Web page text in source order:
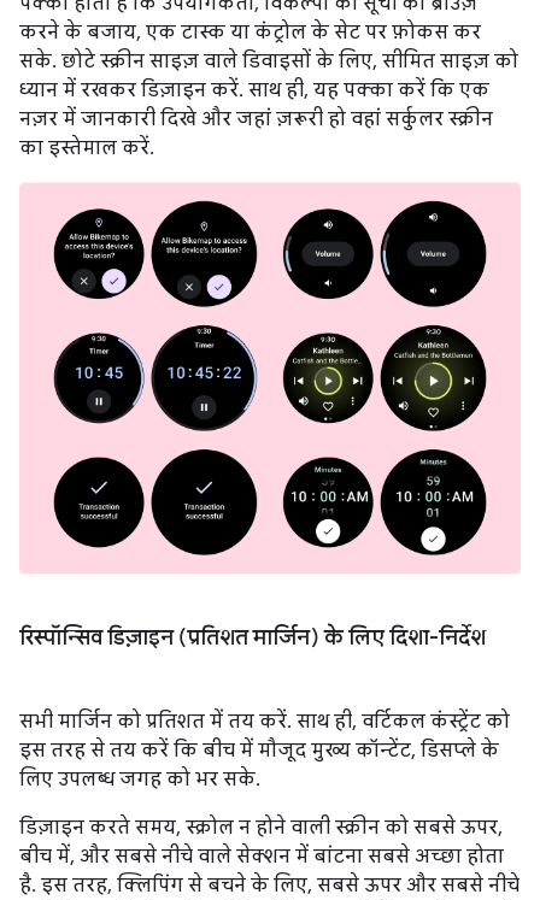
करने के बजाय, एक टास्क या कंट्रोल के सेट पर फ़ोकस कर
सके. छोटे स्क्रीन साइज़ वाले डिवाइसों के लिए, सीमित साइज़ को
ध्यान में रखकर डिज़ाइन करें. साथ ही, यह पक्का करें कि एक
नज़र में जानकारी दिखे और जहां ज़रूरी हो वहां सर्कुलर स्क्रीन
का इस्तेमाल करें.
रिस्पॉन्सिव डिज़ाइन (प्रतिशत मार्जिन) के लिए दिशा-निर्देश
सभी मार्जिन को प्रतिशत में तय करें. साथ ही, वर्टिकल कंस्ट्रेंट को
इस तरह से तय करें कि बीच में मौजूद मुख्य कॉन्टेंट, डिसप्ले के
लिए उपलब्ध जगह को भर सके.
डिज़ाइन करते समय, स्क्रोल न होने वाली स्क्रीन को सबसे ऊपर,
बीच में, और सबसे नीचे वाले सेक्शन में बांटना सबसे अच्छा होता
है. इस तरह, क्लिपिंग से बचने के लिए, सबसे ऊपर और सबसे नीचे